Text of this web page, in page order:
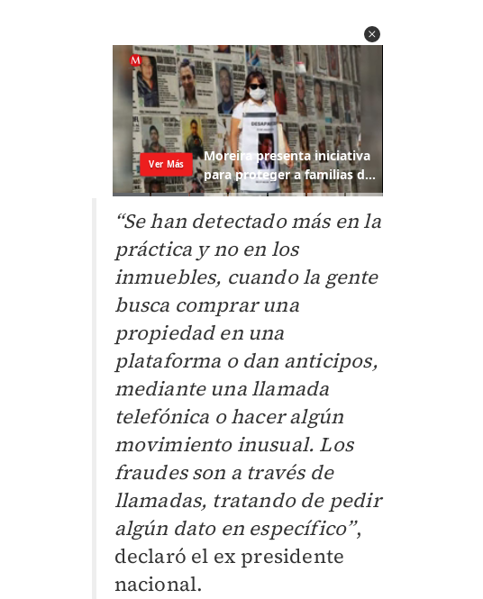
“Se han detectado más en la
práctica y no en los
inmuebles, cuando la gente
busca comprar una
propiedad en una
plataforma o dan anticipos,
mediante una llamada
telefónica o hacer algún
movimiento inusual. Los
fraudes son a través de
llamadas, tratando de pedir
algún dato en específico”,
declaró el ex presidente
nacional.